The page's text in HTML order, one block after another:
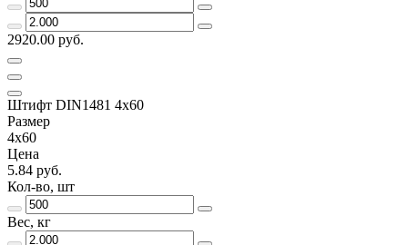
2920.00 руб.
Штифт DIN1481 4х60
Размер
4х60
Цена
5.84 руб.
Кол-во, шт
Вес, кг